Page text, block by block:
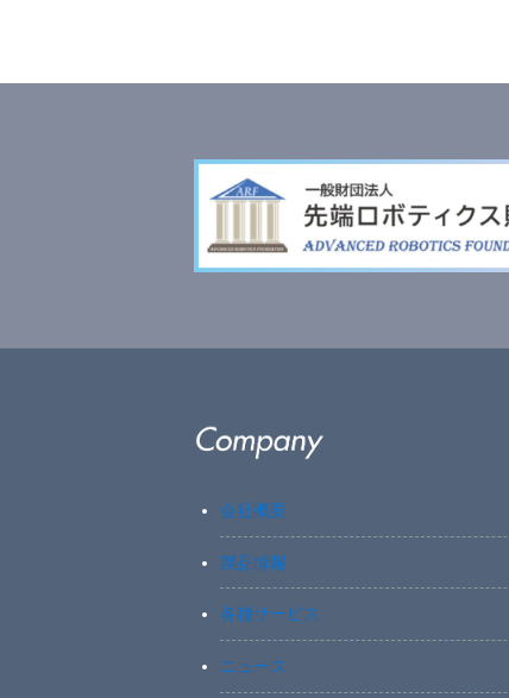
会社概要
製品情報
各種サービス
ニュース